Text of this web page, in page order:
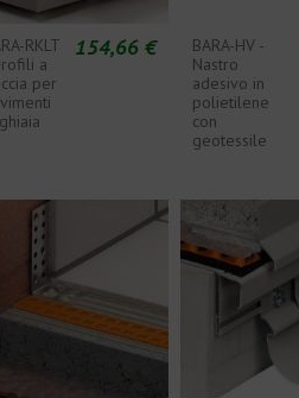
RKLT
a
per
154,66 €
BARA-HV -
Nastro
adesivo in
polietilene
con
geotessile